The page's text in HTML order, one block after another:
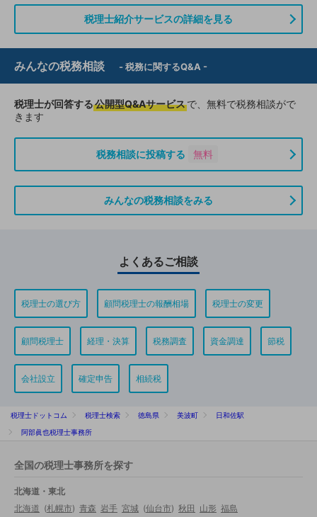
税理士紹介サービスの詳細を見る
みんなの税務相談 - 税務に関するQ&A -
税理士が回答する公開型Q&Aサービスで、無料で税務相談がで
きます
税務相談に投稿する 無料
みんなの税務相談をみる
よくあるご相談
税理士の選び方 顧問税理士の報酬相場 税理士の変更
顧問税理士 経理・決算 税務調査 資金調達 節税
会社設立 確定申告 相続税
税理士ドットコム 税理士検索 徳島県 美波町
日和佐駅
阿部眞也税理士事務所
全国の税理士事務所を探す
北海道・東北
北海道 (札幌市) 青森 岩手 宮城 (仙台市) 秋田 山形 福島